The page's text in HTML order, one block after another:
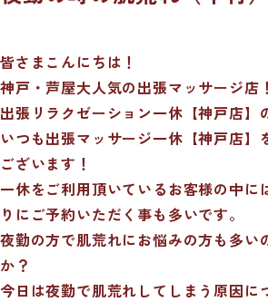
皆さまこんにちは！
神戸・芦屋大人気の出張マッサージ店
出張リラクゼーション一休【神戸店】
いつも出張マッサージ一休【神戸店】
ございます！
一休をご利用頂いているお客様の中に
りにご予約いただく事も多いです。
夜勤の方で肌荒れにお悩みの方も多い
か？
今日は夜勤で肌荒れしてしまう原因に